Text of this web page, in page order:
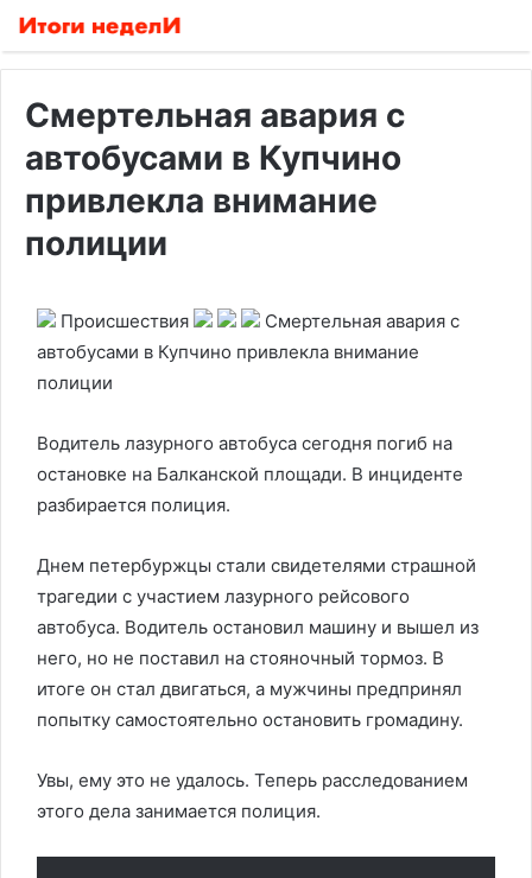
Смертельная авария с
автобусами в Купчино
привлекла внимание
полиции
Происшествия
Смертельная авария с
автобусами в Купчино привлекла внимание
полиции
Водитель лазурного автобуса сегодня погиб на
остановке на Балканской площади. В инциденте
разбирается полиция.
Днем петербуржцы стали свидетелями страшной
трагедии с участием лазурного рейсового
автобуса. Водитель остановил машину и вышел из
него, но не поставил на стояночный тормоз. В
итоге он стал двигаться, а мужчины предпринял
попытку самостоятельно остановить громадину.
Увы, ему это не удалось. Теперь расследованием
этого дела занимается полиция.